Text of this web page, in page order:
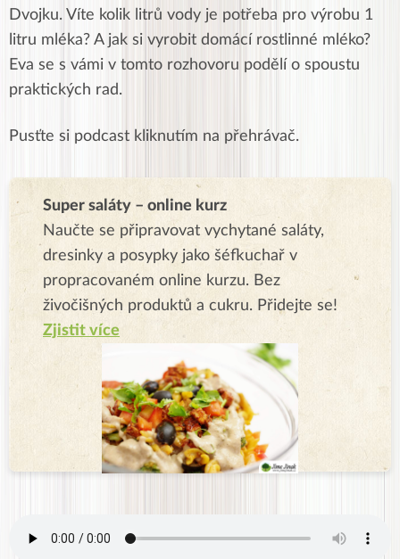
Dvojku. Víte kolik litrů vody je potřeba pro výrobu 1
litru mléka? A jak si vyrobit domácí rostlinné mléko?
Eva se s vámi v tomto rozhovoru podělí o spoustu
praktických rad.
Pusťte si podcast kliknutím na přehrávač.
Super saláty – online kurz
Naučte se připravovat vychytané saláty,
dresinky a posypky jako šéfkuchař v
propracovaném online kurzu. Bez
živočišných produktů a cukru. Přidejte se!
Zjistit více